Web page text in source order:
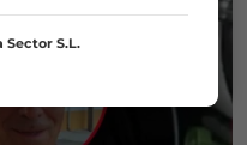
Sector S.L.